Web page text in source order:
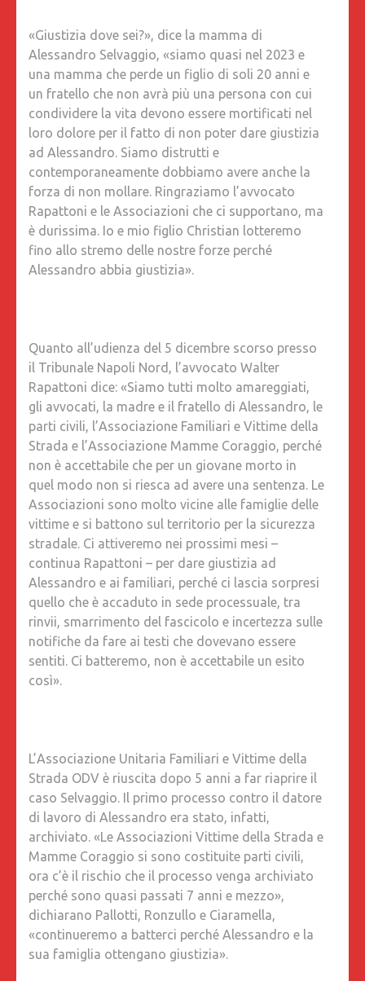
«Giustizia dove sei?», dice la mamma di
Alessandro Selvaggio, «siamo quasi nel 2023 e
una mamma che perde un figlio di soli 20 anni e
un fratello che non avrà più una persona con cui
condividere la vita devono essere mortificati nel
loro dolore per il fatto di non poter dare giustizia
ad Alessandro. Siamo distrutti e
contemporaneamente dobbiamo avere anche la
forza di non mollare. Ringraziamo l’avvocato
Rapattoni e le Associazioni che ci supportano, ma
è durissima. Io e mio figlio Christian lotteremo
fino allo stremo delle nostre forze perché
Alessandro abbia giustizia».
Quanto all’udienza del 5 dicembre scorso presso
il Tribunale Napoli Nord, l’avvocato Walter
Rapattoni dice: «Siamo tutti molto amareggiati,
gli avvocati, la madre e il fratello di Alessandro, le
parti civili, l’Associazione Familiari e Vittime della
Strada e l’Associazione Mamme Coraggio, perché
non è accettabile che per un giovane morto in
quel modo non si riesca ad avere una sentenza. Le
Associazioni sono molto vicine alle famiglie delle
vittime e si battono sul territorio per la sicurezza
stradale. Ci attiveremo nei prossimi mesi –
continua Rapattoni – per dare giustizia ad
Alessandro e ai familiari, perché ci lascia sorpresi
quello che è accaduto in sede processuale, tra
rinvii, smarrimento del fascicolo e incertezza sulle
notifiche da fare ai testi che dovevano essere
sentiti. Ci batteremo, non è accettabile un esito
così».
L’Associazione Unitaria Familiari e Vittime della
Strada ODV è riuscita dopo 5 anni a far riaprire il
caso Selvaggio. Il primo processo contro il datore
di lavoro di Alessandro era stato, infatti,
archiviato. «Le Associazioni Vittime della Strada e
Mamme Coraggio si sono costituite parti civili,
ora c’è il rischio che il processo venga archiviato
perché sono quasi passati 7 anni e mezzo»,
dichiarano Pallotti, Ronzullo e Ciaramella,
«continueremo a batterci perché Alessandro e la
sua famiglia ottengano giustizia».